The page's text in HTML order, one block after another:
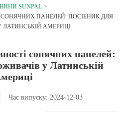
SUNPAL
ПАНЕЛЕЙ: ПОСІБНИК ДЛЯ
ЛАТИНСЬКІЙ АМЕРИЦІ
сонячних панелей:
у Латинській
Час випуску: 2024-12-03